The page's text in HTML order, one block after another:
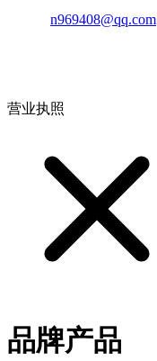
n969408@qq.com
营业执照
品牌产品